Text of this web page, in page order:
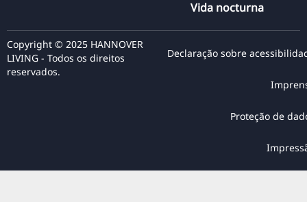
Vida nocturna
Copyright © 2025 HANNOVER
LIVING - Todos os direitos
reservados.
Declaração sobre
Proteção de